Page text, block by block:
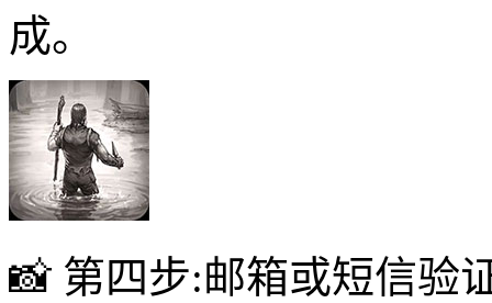
成。
📸 第四步:邮箱或短信验